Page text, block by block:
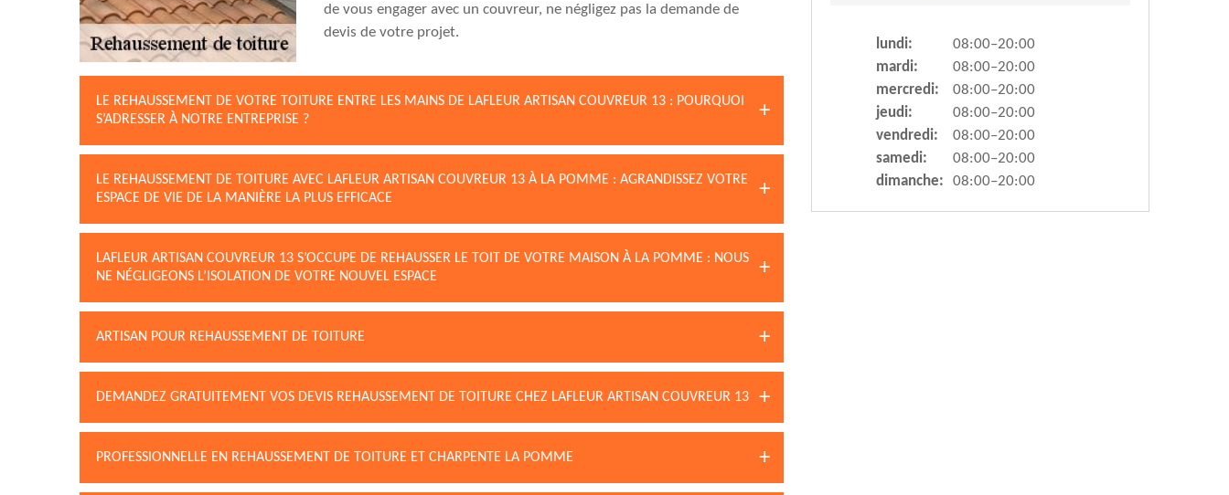
de vous engager avec un couvreur, ne négligez pas la demande de
devis de votre projet.
LE REHAUSSEMENT DE VOTRE TOITURE ENTRE LES MAINS DE LAFLEUR ARTISAN COUVREUR 13 : POURQUOI
S’ADRESSER À NOTRE ENTREPRISE ?
LE REHAUSSEMENT DE TOITURE AVEC LAFLEUR ARTISAN COUVREUR 13 À LA POMME : AGRANDISSEZ VOTRE
ESPACE DE VIE DE LA MANIÈRE LA PLUS EFFICACE
LAFLEUR ARTISAN COUVREUR 13 S’OCCUPE DE REHAUSSER LE TOIT DE VOTRE MAISON À LA POMME : NOUS
NE NÉGLIGEONS L’ISOLATION DE VOTRE NOUVEL ESPACE
ARTISAN POUR REHAUSSEMENT DE TOITURE
DEMANDEZ GRATUITEMENT VOS DEVIS REHAUSSEMENT DE TOITURE CHEZ LAFLEUR ARTISAN COUVREUR 13
PROFESSIONNELLE EN REHAUSSEMENT DE TOITURE ET CHARPENTE LA POMME
lundi:
08:00–20:00
mardi:
08:00–20:00
mercredi:
08:00–20:00
jeudi:
08:00–20:00
vendredi:
08:00–20:00
samedi:
08:00–20:00
dimanche:
08:00–20:00